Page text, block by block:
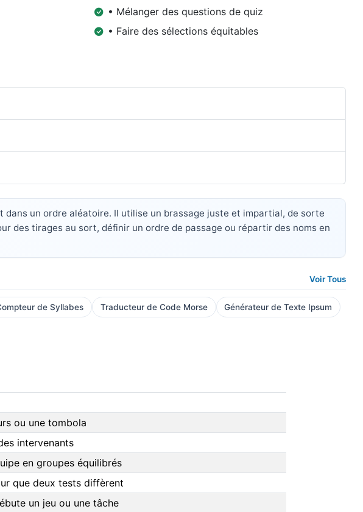
• Mélanger des questions de quiz
• Faire des sélections équitables
un ordre aléatoire. Il utilise un brassage juste et impartial, de sorte
des tirages au sort, définir un ordre de passage ou répartir des noms en
Voir Tous
de Syllabes Traducteur de Code Morse Générateur de Texte Ipsum
ou une tombola
intervenants
en groupes équilibrés
que deux tests diffèrent
un jeu ou une tâche